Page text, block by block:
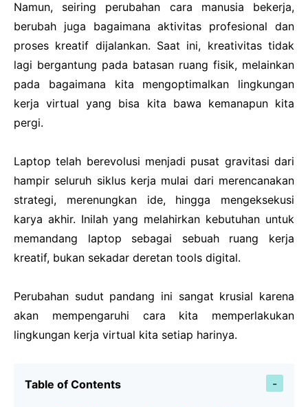
Namun, seiring perubahan cara manusia bekerja,
berubah juga bagaimana aktivitas profesional dan
proses kreatif dijalankan. Saat ini, kreativitas tidak
lagi bergantung pada batasan ruang fisik, melainkan
pada bagaimana kita mengoptimalkan lingkungan
kerja virtual yang bisa kita bawa kemanapun kita
pergi.
Laptop telah berevolusi menjadi pusat gravitasi dari
hampir seluruh siklus kerja mulai dari merencanakan
strategi, merenungkan ide, hingga mengeksekusi
karya akhir. Inilah yang melahirkan kebutuhan untuk
memandang laptop sebagai sebuah ruang kerja
kreatif, bukan sekadar deretan tools digital.
Perubahan sudut pandang ini sangat krusial karena
akan mempengaruhi cara kita memperlakukan
lingkungan kerja virtual kita setiap harinya.
Table of Contents